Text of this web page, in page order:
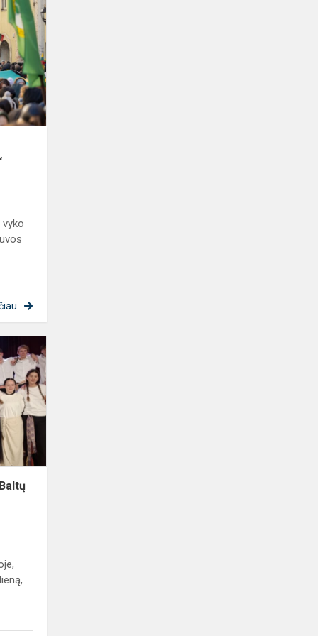
jaunimo
valstybės
keliu“
Mokytojų
dienos
šventė
„Baltų